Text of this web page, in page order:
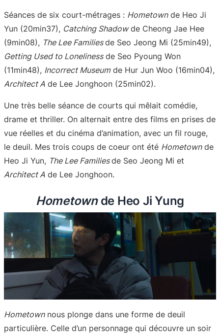
Séances de six court-métrages : Hometownde Heo Ji
Yun (20min37), Catching Shadowde Cheong Jae Hee
(9min08), The Lee Familiesde Seo Jeong Mi (25min49),
Getting Used to Lonelinessde Seo Pyoung Won
(11min48), Incorrect Museumde Hur Jun Woo (16min04),
Architect A de Lee Jonghoon (25min02).
Une très belle séance de courts qui mêlait comédie,
drame et thriller. On alternait entre des films en prises de
vue réelles et du cinéma d’animation, avec un fil rouge,
le deuil. Mes trois coups de coeur ont été Hometownde
Heo Ji Yun, The Lee Familiesde Seo Jeong Mi et
Architect A de Lee Jonghoon.
Hometownde Heo Ji Yung
Hometownnous plonge dans une forme de deuil
particulière. Celle d’un personnage qui découvre un soir